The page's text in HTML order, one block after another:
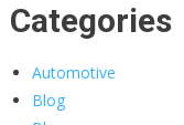
Categories
Automotive
Blog